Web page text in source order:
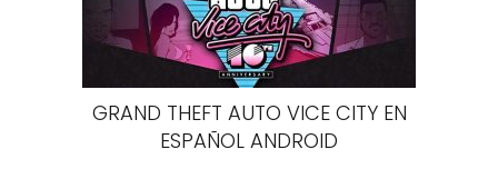
GRAND THEFT AUTO VICE CITY EN
ESPAÑOL ANDROID